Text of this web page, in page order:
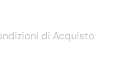
di Acquisto